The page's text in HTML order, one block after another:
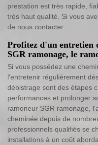
prestation est très rapide,
très haut qualité. Si vous
de nous contacter.
Profitez d'un entretien
SGR ramonage, le
Si vous possédez une
l'entretenir régulièrement
débistrage sont des étapes
performances et prolonger
ramoneur SGR ramonage,
cheminée depuis de
professionnels qualifiés se
installations à un coût